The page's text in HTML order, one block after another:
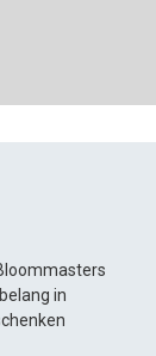
in